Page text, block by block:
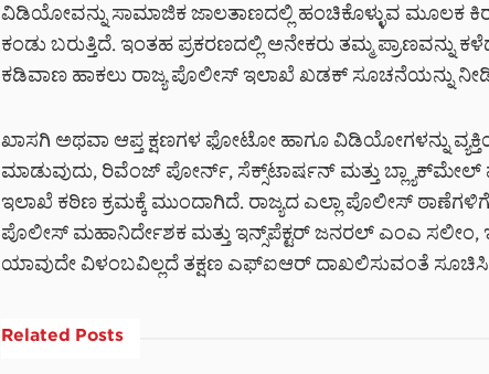
ವಿಡಿಯೋವನ್ನು ಸಾಮಾಜಿಕ ಜಾಲತಾಣದಲ್ಲಿ ಹಂಚಿಕೊಳ್ಳುವ ಮೂಲಕ
ಕಂಡು ಬರುತ್ತಿದೆ. ಇಂತಹ ಪ್ರಕರಣದಲ್ಲಿ ಅನೇಕರು ತಮ್ಮ ಪ್ರಾಣವನ್ನು
ಕಡಿವಾಣ ಹಾಕಲು ರಾಜ್ಯ ಪೊಲೀಸ್ ಇಲಾಖೆ ಖಡಕ್‌ ಸೂಚನೆಯನ್ನು
ಖಾಸಗಿ ಅಥವಾ ಆಪ್ತ ಕ್ಷಣಗಳ ಫೋಟೋ ಹಾಗೂ ವಿಡಿಯೋಗಳನ್ನು
ಮಾಡುವುದು, ರಿವೆಂಜ್ ಪೋರ್ನ್, ಸೆಕ್ಸ್‌ಟಾರ್ಷನ್ ಮತ್ತು ಬ್ಲ್ಯಾಕ್‌ಮೇಲ್
ಇಲಾಖೆ ಕಠಿಣ ಕ್ರಮಕ್ಕೆ ಮುಂದಾಗಿದೆ. ರಾಜ್ಯದ ಎಲ್ಲಾ ಪೊಲೀಸ್
ಪೊಲೀಸ್ ಮಹಾನಿರ್ದೇಶಕ ಮತ್ತು ಇನ್ಸ್‌ಪೆಕ್ಟರ್ ಜನರಲ್ ಎಂಎ ಸಲೀಂ,
ಯಾವುದೇ ವಿಳಂಬವಿಲ್ಲದೆ ತಕ್ಷಣ ಎಫ್‌ಐಆರ್ ದಾಖಲಿಸುವಂತೆ
Related Posts